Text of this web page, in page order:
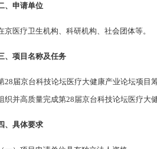
、申请单位
京医疗卫生机构、科研机构、社会团体等。
、项目名称及任务
28届京台科技论坛医疗大健康产业论坛项目
织并高质量完成第28届京台科技论坛医疗大
、具体要求